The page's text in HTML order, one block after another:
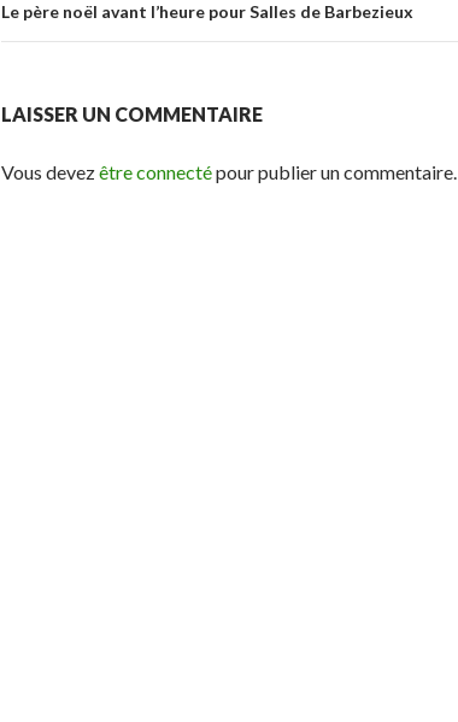
Le père noël avant l’heure pour Salles de Barbezieux
LAISSER UN COMMENTAIRE
Vous devezêtre connectépour publier un commentaire.